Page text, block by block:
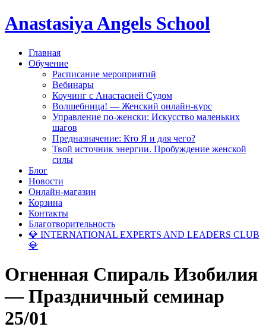
Anastasiya Angels School
Главная
Обучение
Расписание мероприятий
Вебинары
Коучинг с Анастасией Судом
Волшебница! — Женский онлайн-курс
Управление по-женски: Искусство маленьких
шагов
Предназначение: Кто Я и для чего?
Твой источник энергии. Пробуждение женской
силы
Блог
Новости
Онлайн-магазин
Корзина
Контакты
Благотворительность
💎 INTERNATIONAL EXPERTS AND LEADERS CLUB
💎
Огненная Спираль Изобилия
— Праздничный семинар
25/01